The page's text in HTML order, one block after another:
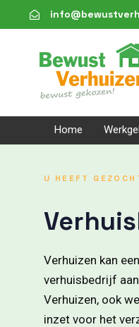
links
to
content
Home
U HEEFT
Verhuizen kan
verhuisbedrijf
Verhuizen, ook
inzet voor het